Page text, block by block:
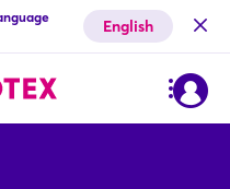
English